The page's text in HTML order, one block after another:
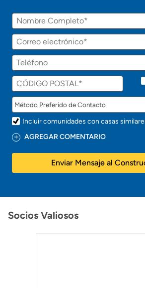
Incluir comunidades con casas
AGREGAR COMENTARIO
Enviar Mensaje al
Socios Valiosos